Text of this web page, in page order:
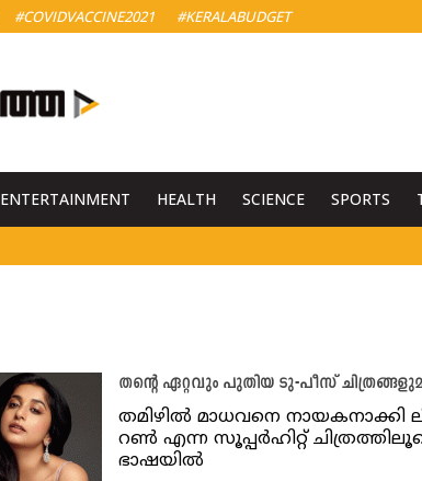
#COVIDVACCINE2021 #KERALABUDGET
ENTERTAINMENT HEALTH SCIENCE SPORTS
തന്റെ ഏറ്റവും പുതിയ ടു-പീസ്
തമിഴിൽ മാധവനെ നായകനാക്കി
റൺ എന്ന സൂപ്പർഹിറ്റ്
ഭാഷയിൽ